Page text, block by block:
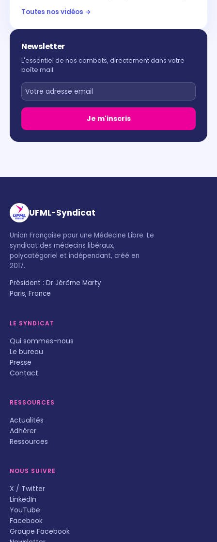
Toutes nos vidéos →
Newsletter
L'essentiel de nos combats, directement dans votre
boîte mail.
Je m'inscris
UFML-Syndicat
Union Française pour une Médecine Libre. Le
syndicat des médecins libéraux,
polycatégoriel et indépendant, créé en
2017.
Président : Dr Jérôme Marty
Paris, France
LE SYNDICAT
Qui sommes-nous
Le bureau
Presse
Contact
RESSOURCES
Actualités
Adhérer
Ressources
NOUS SUIVRE
X / Twitter
LinkedIn
YouTube
Facebook
Groupe Facebook